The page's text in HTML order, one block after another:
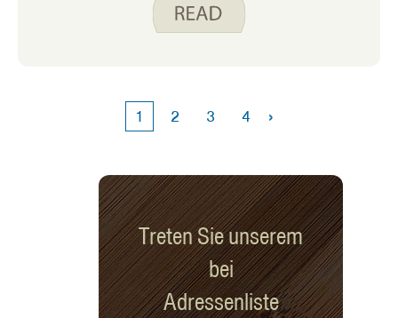
1 2 3 4 ›
Treten Sie unserem
bei
Adressenliste